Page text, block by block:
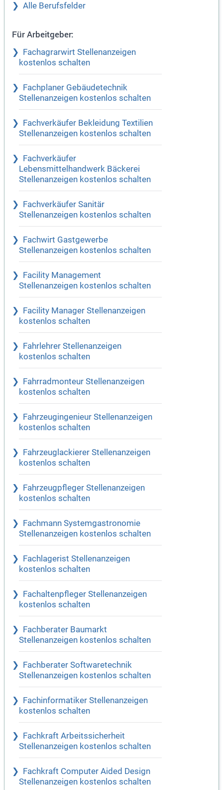
Alle Berufsfelder
Für Arbeitgeber:
Fachagrarwirt Stellenanzeigen
kostenlos schalten
Fachplaner Gebäudetechnik
Stellenanzeigen kostenlos schalten
Fachverkäufer Bekleidung Textilien
Stellenanzeigen kostenlos schalten
Fachverkäufer
Lebensmittelhandwerk Bäckerei
Stellenanzeigen kostenlos schalten
Fachverkäufer Sanitär
Stellenanzeigen kostenlos schalten
Fachwirt Gastgewerbe
Stellenanzeigen kostenlos schalten
Facility Management
Stellenanzeigen kostenlos schalten
Facility Manager Stellenanzeigen
kostenlos schalten
Fahrlehrer Stellenanzeigen
kostenlos schalten
Fahrradmonteur Stellenanzeigen
kostenlos schalten
Fahrzeugingenieur Stellenanzeigen
kostenlos schalten
Fahrzeuglackierer Stellenanzeigen
kostenlos schalten
Fahrzeugpfleger Stellenanzeigen
kostenlos schalten
Fachmann Systemgastronomie
Stellenanzeigen kostenlos schalten
Fachlagerist Stellenanzeigen
kostenlos schalten
Fachaltenpfleger Stellenanzeigen
kostenlos schalten
Fachberater Baumarkt
Stellenanzeigen kostenlos schalten
Fachberater Softwaretechnik
Stellenanzeigen kostenlos schalten
Fachinformatiker Stellenanzeigen
kostenlos schalten
Fachkraft Arbeitssicherheit
Stellenanzeigen kostenlos schalten
Fachkraft Computer Aided Design
Stellenanzeigen kostenlos schalten